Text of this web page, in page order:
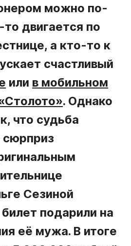
можно по-
двигается по
а кто-то к
счастливый
или в мобильном
. Однако
что судьба
сюрприз
Сезиной
подарили на
её мужа. В итоге